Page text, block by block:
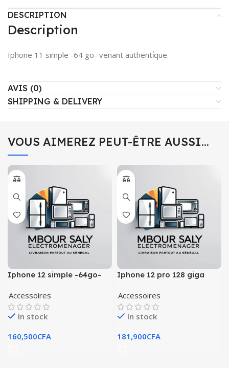
DESCRIPTION
Description
Iphone 11 simple -64 go- venant authenti̇que.
AVIS (0)
SHIPPING & DELIVERY
VOUS AIMEREZ PEUT-ÊTRE AUSSI…
Iphone 12 simple -64go-
Accessoires
In stock
160,500CFA
Iphone 12 pro 128 giga
Accessoires
In stock
181,900CFA